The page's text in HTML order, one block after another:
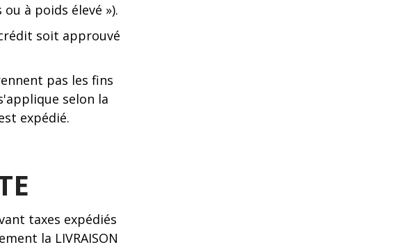
à poids élevé »).
soit approuvé
pas les fins
selon la
expédié.
taxes expédiés
la LIVRAISON